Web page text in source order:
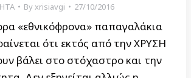
Byxrisiavgi 27/10/2016
«εθνικόφρονα» παπαγαλάκια
ότι εκτός από την ΧΡΥΣΗ
βάλει στο στόχαστρο και την